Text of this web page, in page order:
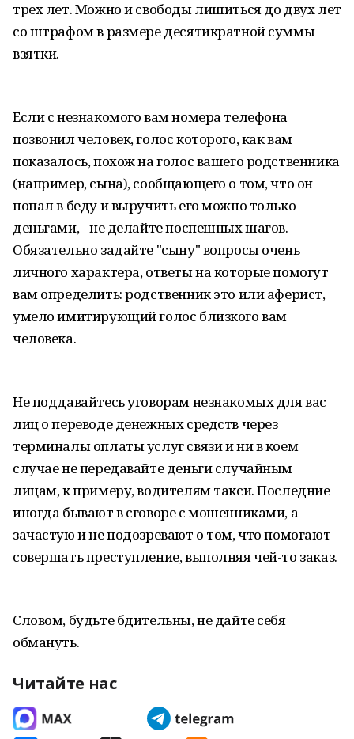
трех лет. Можно и свободы лишиться до двух лет
со штрафом в размере десятикратной суммы
взятки.
Если с незнакомого вам номера телефона
позвонил человек, голос которого, как вам
показалось, похож на голос вашего родственника
(например, сына), сообщающего о том, что он
попал в беду и выручить его можно только
деньгами, - не делайте поспешных шагов.
Обязательно задайте "сыну" вопросы очень
личного характера, ответы на которые помогут
вам определить: родственник это или аферист,
умело имитирующий голос близкого вам
человека.
Не поддавайтесь уговорам незнакомых для вас
лиц о переводе денежных средств через
терминалы оплаты услуг связи и ни в коем
случае не передавайте деньги случайным
лицам, к примеру, водителям такси. Последние
иногда бывают в сговоре с мошенниками, а
зачастую и не подозревают о том, что помогают
совершать преступление, выполняя чей-то заказ.
Словом, будьте бдительны, не дайте себя
обмануть.
Читайте нас